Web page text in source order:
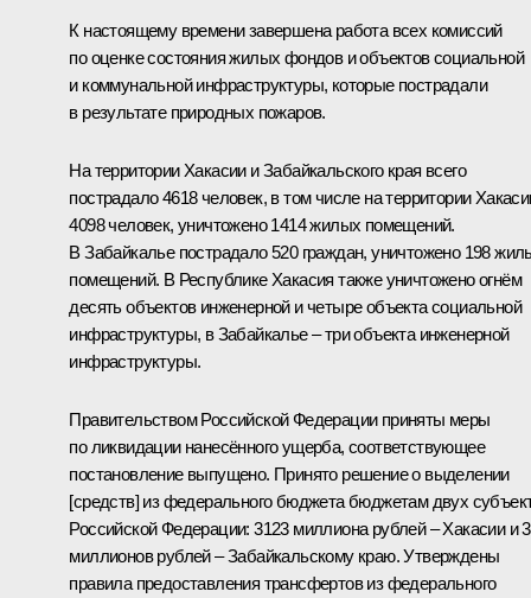
К настоящему времени завершена работа всех комиссий
по оценке состояния жилых фондов и объектов социальной
и коммунальной инфраструктуры, которые пострадали
в результате природных пожаров.
На территории Хакасии и Забайкальского края всего
пострадало 4618 человек, в том числе на территории
4098 человек, уничтожено 1414 жилых помещений.
В Забайкалье пострадало 520 граждан, уничтожено 198
помещений. В Республике Хакасия также уничтожено огнём
десять объектов инженерной и четыре объекта социальной
инфраструктуры, в Забайкалье – три объекта инженерной
инфраструктуры.
Правительством Российской Федерации приняты меры
по ликвидации нанесённого ущерба, соответствующее
постановление выпущено. Принято решение о выделении
[средств] из федерального бюджета бюджетам двух
Российской Федерации: 3123 миллиона рублей – Хакасии и
миллионов рублей – Забайкальскому краю. Утверждены
правила предоставления трансфертов из федерального